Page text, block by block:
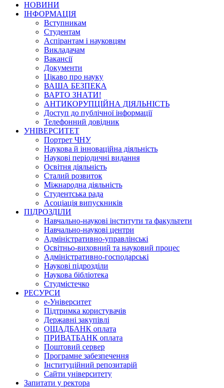
НОВИНИ
ІНФОРМАЦІЯ
Вступникам
Студентам
Аспірантам і науковцям
Викладачам
Вакансії
Документи
Цікаво про науку
ВАША БЕЗПЕКА
ВАРТО ЗНАТИ!
АНТИКОРУПЦІЙНА ДІЯЛЬНІСТЬ
Доступ до публічної інформації
Телефонний довідник
УНІВЕРСИТЕТ
Портрет ЧНУ
Наукова й інноваційна діяльність
Наукові періодичні видання
Освітня діяльність
Сталий розвиток
Міжнародна діяльність
Студентська рада
Асоціація випускників
ПІДРОЗДІЛИ
Навчально-наукові інститути та факультети
Навчально-наукові центри
Адміністративно-управлінські
Освітньо-виховний та науковий процес
Адміністративно-господарські
Наукові підрозділи
Наукова бібліотека
Студмістечко
РЕСУРСИ
е-Університет
Підтримка користувачів
Державні закупівлі
ОЩАДБАНК оплата
ПРИВАТБАНК оплата
Поштовий сервер
Програмне забезпечення
Інституційний репозитарій
Сайти університету
Запитати у ректора